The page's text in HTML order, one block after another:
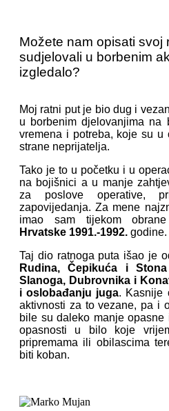
Možete nam opisati svoj
sudjelovali u borbenim
izgledalo?
Moj ratni put je bio dug i
u borbenim djelovanjima na
vremena i potreba, koje su u
strane neprijatelja.
Tako je to u početku i u
na bojišnici a u manje
za poslove operative,
zapovijedanja. Za mene
imao sam tijekom
Hrvatske 1991.-1992. godine.
Taj dio ratnoga puta išao je
Rudina, Čepikuća i
Slanoga, Dubrovnika i
i oslobađanju juga. Kasnije
aktivnosti za to vezane, pa i
bile su daleko manje
opasnosti u bilo koje
pripremama ili obilascima
biti koban.